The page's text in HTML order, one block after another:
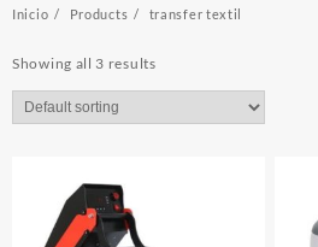
Inicio Products transfer textil
Showing all 3 results